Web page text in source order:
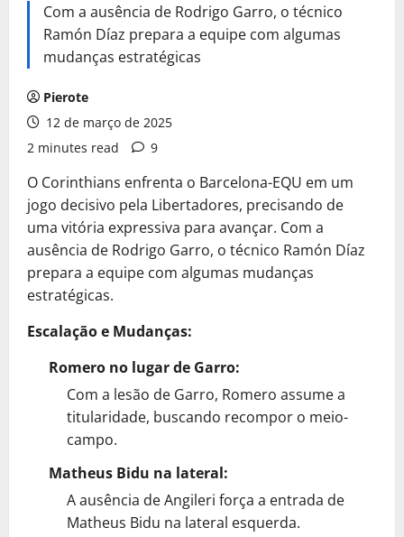
Com a ausência de Rodrigo Garro, o técnico
Ramón Díaz prepara a equipe com algumas
mudanças estratégicas
Pierote
12 de março de 2025
2 minutes read
9
O Corinthians enfrenta o Barcelona-EQU em um
jogo decisivo pela Libertadores, precisando de
uma vitória expressiva para avançar. Com a
ausência de Rodrigo Garro, o técnico Ramón Díaz
prepara a equipe com algumas mudanças
estratégicas.
Escalação e Mudanças:
Romero no lugar de Garro:
Com a lesão de Garro, Romero assume a
titularidade, buscando recompor o meio-
campo.
Matheus Bidu na lateral:
A ausência de Angileri força a entrada de
Matheus Bidu na lateral esquerda.